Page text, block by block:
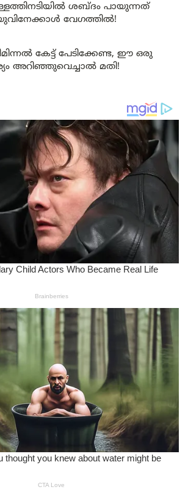
ശബ്ദം പായുന്നത്
വേഗത്തിൽ!
കേട്ട് പേടിക്കേണ്ട, ഈ ഒരു
അറിഞ്ഞുവെച്ചാൽ മതി!